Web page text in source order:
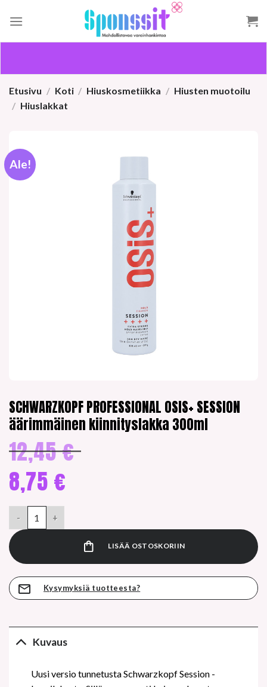
Etusivu / Koti / Hiuskosmetiikka / Hiusten muotoilu
/ Hiuslakkat
Ale!
SCHWARZKOPF PROFESSIONAL OSIS+ SESSION
äärimmäinen kiinnityslakka 300ml
12,45€ hinta
8,75 €
hinta
on:
8,75 €.
LISÄÄ OSTOSKORIIN
Kysymyksiä tuotteesta?
Kuvaus
Uusi versio tunnetusta Schwarzkopf Session -